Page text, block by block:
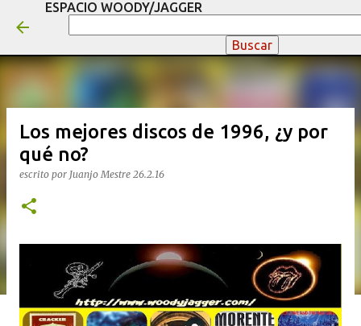
Ir al contenido principal
ESPACIO WOODY/JAGGER
Los mejores discos de 1996, ¿y por
qué no?
escrito por Juanjo Mestre 26.2.16